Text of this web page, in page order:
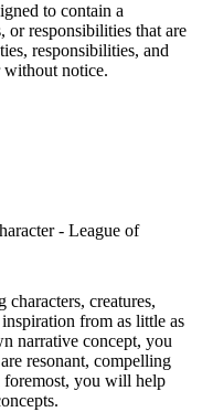
to contain a
or responsibilities that are
responsibilities, and
without notice.
- League of
creatures,
from as little as
narrative concept, you
resonant, compelling
foremost, you will help